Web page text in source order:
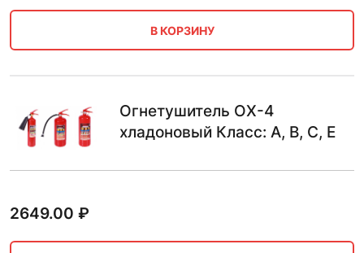
В КОРЗИНУ
Огнетушитель ОХ-4
хладоновый Класс: A, B, C, E
2649.00 ₽